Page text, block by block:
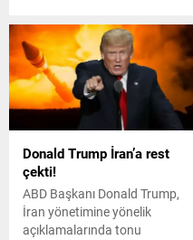
Donald Trump İran’a rest
çekti!
ABD Başkanı Donald Trump,
İran yönetimine yönelik
açıklamalarında tonu